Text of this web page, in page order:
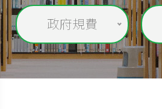
政府規費